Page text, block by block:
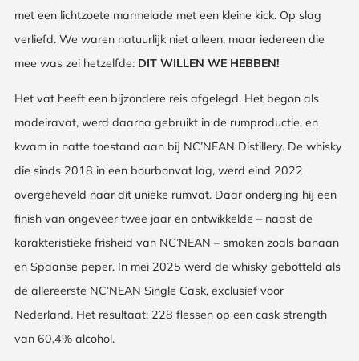
met een lichtzoete marmelade met een kleine kick. Op slag
verliefd. We waren natuurlijk niet alleen, maar iedereen die
mee was zei hetzelfde: DIT WILLEN WE HEBBEN!
Het vat heeft een bijzondere reis afgelegd. Het begon als
madeiravat, werd daarna gebruikt in de rumproductie, en
kwam in natte toestand aan bij NC’NEAN Distillery. De whisky
die sinds 2018 in een bourbonvat lag, werd eind 2022
overgeheveld naar dit unieke rumvat. Daar onderging hij een
finish van ongeveer twee jaar en ontwikkelde – naast de
karakteristieke frisheid van NC’NEAN – smaken zoals banaan
en Spaanse peper. In mei 2025 werd de whisky gebotteld als
de allereerste NC’NEAN Single Cask, exclusief voor
Nederland. Het resultaat: 228 flessen op een cask strength
van 60,4% alcohol.